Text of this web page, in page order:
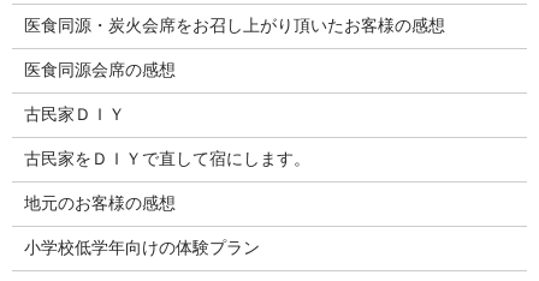
医食同源・炭火会席をお召し上がり頂いたお客様の感想
医食同源会席の感想
古民家ＤＩＹ
古民家をＤＩＹで直して宿にします。
地元のお客様の感想
小学校低学年向けの体験プラン